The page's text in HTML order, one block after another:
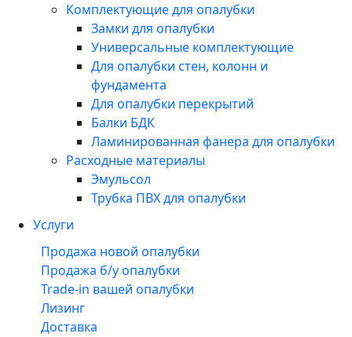
Комплектующие для опалубки
Замки для опалубки
Универсальные комплектующие
Для опалубки стен, колонн и
фундамента
Для опалубки перекрытий
Балки БДК
Ламинированная фанера для опалубки
Расходные материалы
Эмульсол
Трубка ПВХ для опалубки
Услуги
Продажа новой опалубки
Продажа б/у опалубки
Trade-in вашей опалубки
Лизинг
Доставка